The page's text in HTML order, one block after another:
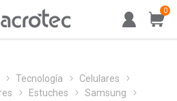
0
Tecnología
Celulares
Estuches
Samsung